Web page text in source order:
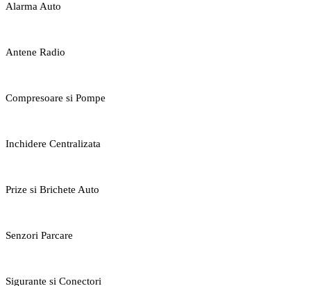
Alarma Auto
Antene Radio
Compresoare si Pompe
Inchidere Centralizata
Prize si Brichete Auto
Senzori Parcare
Sigurante si Conectori